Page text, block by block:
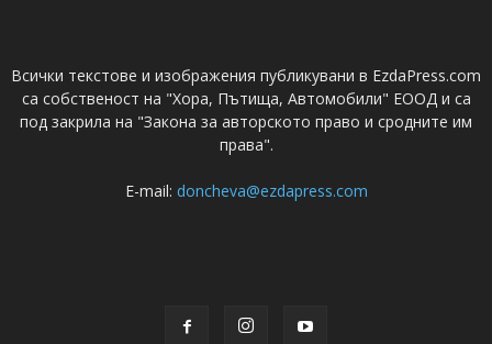
Всички текстове и изображения публикувани в EzdaPress.com
са собственост на "Хора, Пътища, Автомобили" ЕООД и са
под закрила на "Закона за авторското право и сродните им
права".
E-mail: doncheva@ezdapress.com